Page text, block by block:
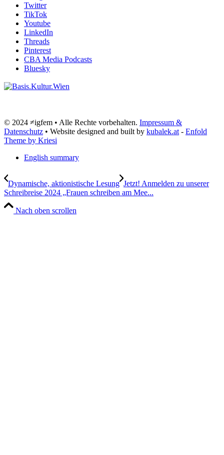
Twitter
TikTok
Youtube
LinkedIn
Threads
Pinterest
CBA Media Podcasts
Bluesky
© 2024 ≠igfem • Alle Rechte vorbehalten. Impressum &
Datenschutz • Website designed and built by kubalek.at - Enfold
Theme by Kriesi
English summary
Dynamische, aktionistische Lesung Jetzt! Anmelden zu unserer
Schreibreise 2024 „Frauen schreiben am Mee...
Nach oben scrollen